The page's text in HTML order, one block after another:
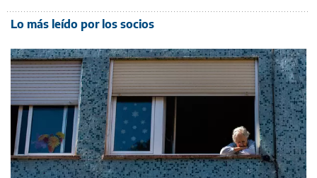
Lo más leído por los socios